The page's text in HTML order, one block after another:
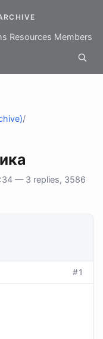
Resources Members
/
— 3 replies, 3586
#1